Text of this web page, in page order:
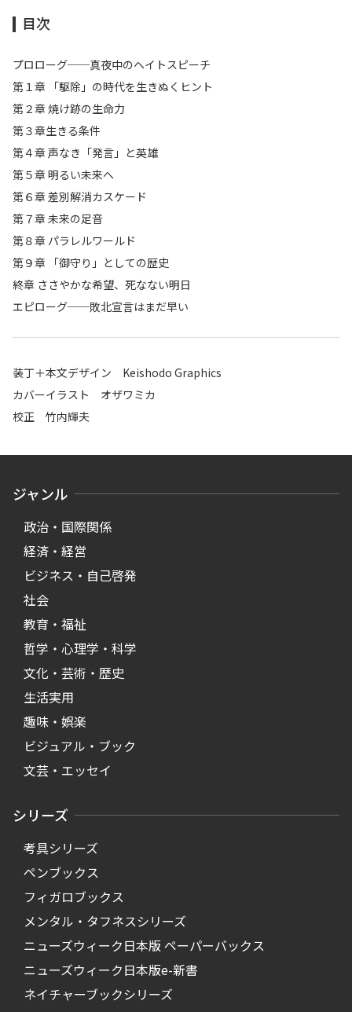
目次
プロローグ──真夜中のヘイトスピーチ
第１章 「駆除」の時代を生きぬくヒント
第２章 焼け跡の生命力
第３章生きる条件
第４章 声なき「発言」と英雄
第５章 明るい未来へ
第６章 差別解消カスケード
第７章 未来の足音
第８章 パラレルワールド
第９章 「御守り」としての歴史
終章 ささやかな希望、死なない明日
エピローグ──敗北宣言はまだ早い
装丁＋本文デザイン Keishodo Graphics
カバーイラスト オザワミカ
校正 竹内輝夫
ジャンル
政治・国際関係
経済・経営
ビジネス・自己啓発
社会
教育・福祉
哲学・心理学・科学
文化・芸術・歴史
生活実用
趣味・娯楽
ビジュアル・ブック
文芸・エッセイ
シリーズ
考具シリーズ
ペンブックス
フィガロブックス
メンタル・タフネスシリーズ
ニューズウィーク日本版 ペーパーバックス
ニューズウィーク日本版e-新書
ネイチャーブックシリーズ